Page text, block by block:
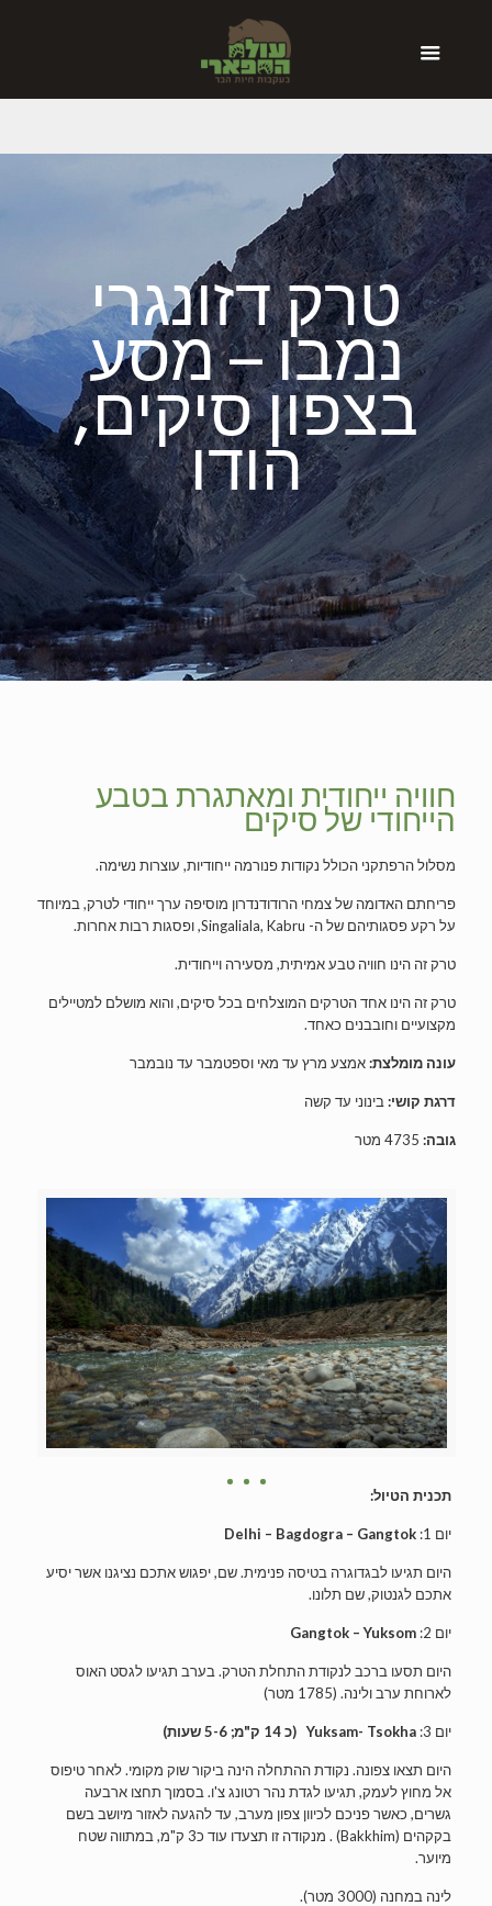
טרק דזונגרי
נמבו – מסע
בצפון סיקים,
הודו
חוויה ייחודית ומאתגרת בטבע
הייחודי של סיקים
מסלול הרפתקני הכולל נקודות פנורמה ייחודיות, עוצרות נשימה.
פריחתם האדומה של צמחי הרודודנדרון מוסיפה ערך ייחודי לטרק, במיוחד
על רקע פסגותיהם של ה- Singaliala, Kabru, ופסגות רבות אחרות.
טרק זה הינו חוויה טבע אמיתית, מסעירה וייחודית.
טרק זה הינו אחד הטרקים המוצלחים בכל סיקים, והוא מושלם למטיילים
מקצועיים וחובבנים כאחד.
עונה מומלצת:אמצע מרץ עד מאי וספטמבר עד נובמבר
דרגת קושי: בינוני עד קשה
גובה:
תכנית הטיול:
יום 1: Delhi – Bagdogra – Gangtok
היום תגיעו לבגדוגרה בטיסה פנימית. שם, יפגוש אתכם נציגנו אשר יסיע
אתכם לגנטוק, שם תלונו.
יום 2: Gangtok – Yuksom
היום תסעו ברכב לנקודת התחלת הטרק. בערב תגיעו לגסט האוס
לארוחת ערב ולינה. (1785 מטר)
יום 3: Yuksam- Tsokha (כ 14 ק"מ; 5-6 שעות)
היום תצאו צפונה. נקודת ההתחלה הינה ביקור שוק מקומי. לאחר טיפוס
אל מחוץ לעמק, תגיעו לגדת נהר רטונג צ'ו. בסמוך תחצו ארבעה
גשרים, כאשר פניכם לכיוון צפון מערב, עד להגעה לאזור מיושב בשם
בקקהים (Bakkhim) . מנקודה זו תצעדו עוד כ3 ק"מ, במתווה שטח
מיוער.
לינה במחנה (3000 מטר).